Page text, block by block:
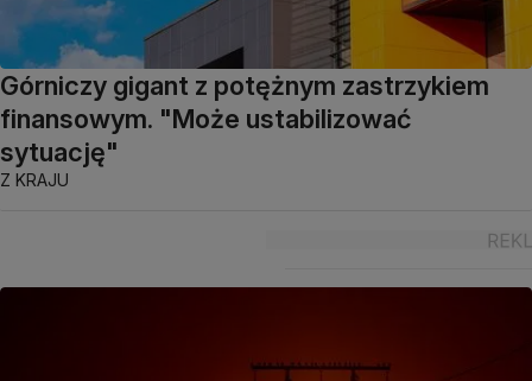
Górniczy gigant z potężnym zastrzykiem
finansowym. "Może ustabilizować
sytuację"
Z KRAJU